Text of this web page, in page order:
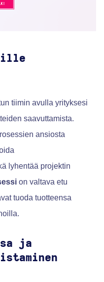
tiimin avulla yrityksesi
saavuttamista.
ansiosta
lyhentää projektin
on valtava etu
tuoda tuotteensa
ja